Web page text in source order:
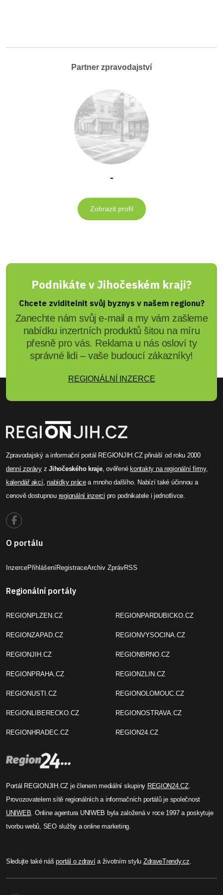
Partner zpravodajství
-
Zobrazit profil
Podnikáte v Jihočeském kraji?
Chcete zviditelnit svůj byznys v našem regionu?
Zanechte nám svůj e-mail a my vám zašleme
nabídku inzertních produktů šitou na míru
přesně pro vás. Reklama u nás osloví ty
správné lidi – vaše budoucí zákazníky!
REGIONÁLNÍ INZERCE
Zpravodajský a informační portál REGIONJIH.CZ přináší od roku 2000
denní zprávyzJihočeského kraje, ověřenékontakty na regionální firmy,
kalendář akcí,nabídky prácea mnoho dalšího. Nabízí také účinnou a
cenově dostupnou regionální inzerci pro podnikatele i jednotlivce.
O portálu
InzercePřihlášeníRegistraceArchiv ZprávRSS
Regionální portály
REGIONPLZEN.CZ
REGIONZAPAD.CZ
REGIONJIH.CZ
REGIONPRAHA.CZ
REGIONUSTI.CZ
REGIONLIBERECKO.CZ
REGIONHRADEC.CZ
REGIONPARDUBICKO.CZ
REGIONVYSOCINA.CZ
REGIONBRNO.CZ
REGIONZLIN.CZ
REGIONOLOMOUC.CZ
REGIONOSTRAVA.CZ
REGION24.CZ
Portál REGIONJIH.CZ je členem mediální skupiny REGION24.CZ.
Provozovatelem sítě regionálních a informačních portálů je společnost
UNIWEB . Online agentura UNIWEB byla založená v roce 1997 a poskytuje
tvorbu webů, SEO služby a online marketing.
Sledujte také nášportál o zdravía životním stylu ZdraveTrendy.cz